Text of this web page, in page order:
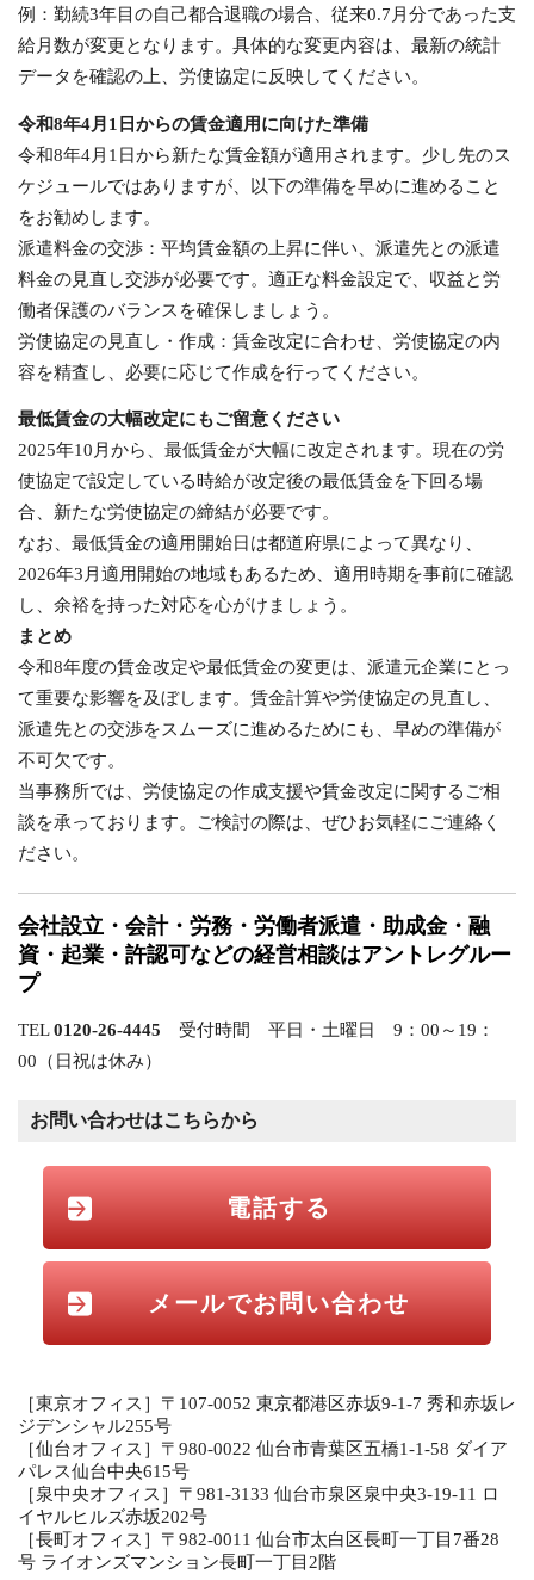
例：勤続3年目の自己都合退職の場合、従来0.7月分であった支
給月数が変更となります。具体的な変更内容は、最新の統計
データを確認の上、労使協定に反映してください。
令和8年4月1日からの賃金適用に向けた準備
令和8年4月1日から新たな賃金額が適用されます。少し先のス
ケジュールではありますが、以下の準備を早めに進めること
をお勧めします。
派遣料金の交渉：平均賃金額の上昇に伴い、派遣先との派遣
料金の見直し交渉が必要です。適正な料金設定で、収益と労
働者保護のバランスを確保しましょう。
労使協定の見直し・作成：賃金改定に合わせ、労使協定の内
容を精査し、必要に応じて作成を行ってください。
最低賃金の大幅改定にもご留意ください
2025年10月から、最低賃金が大幅に改定されます。現在の労
使協定で設定している時給が改定後の最低賃金を下回る場
合、新たな労使協定の締結が必要です。
なお、最低賃金の適用開始日は都道府県によって異なり、
2026年3月適用開始の地域もあるため、適用時期を事前に確認
し、余裕を持った対応を心がけましょう。
まとめ
令和8年度の賃金改定や最低賃金の変更は、派遣元企業にとっ
て重要な影響を及ぼします。賃金計算や労使協定の見直し、
派遣先との交渉をスムーズに進めるためにも、早めの準備が
不可欠です。
当事務所では、労使協定の作成支援や賃金改定に関するご相
談を承っております。ご検討の際は、ぜひお気軽にご連絡く
ださい。
会社設立・会計・労務・労働者派遣・助成金・融
資・起業・許認可などの経営相談はアントレグルー
プ
TEL0120-26-4445 受付時間 平日・土曜日 9：00～19：
00（日祝は休み）
お問い合わせはこちらから
電話する
メールでお問い合わせ
［東京オフィス］〒107-0052 東京都港区赤坂9-1-7 秀和赤坂レ
ジデンシャル255号
［仙台オフィス］〒980-0022 仙台市青葉区五橋1-1-58 ダイア
パレス仙台中央615号
［泉中央オフィス］〒981-3133 仙台市泉区泉中央3-19-11 ロ
イヤルヒルズ赤坂202号
［長町オフィス］〒982-0011 仙台市太白区長町一丁目7番28
号 ライオンズマンション長町一丁目2階